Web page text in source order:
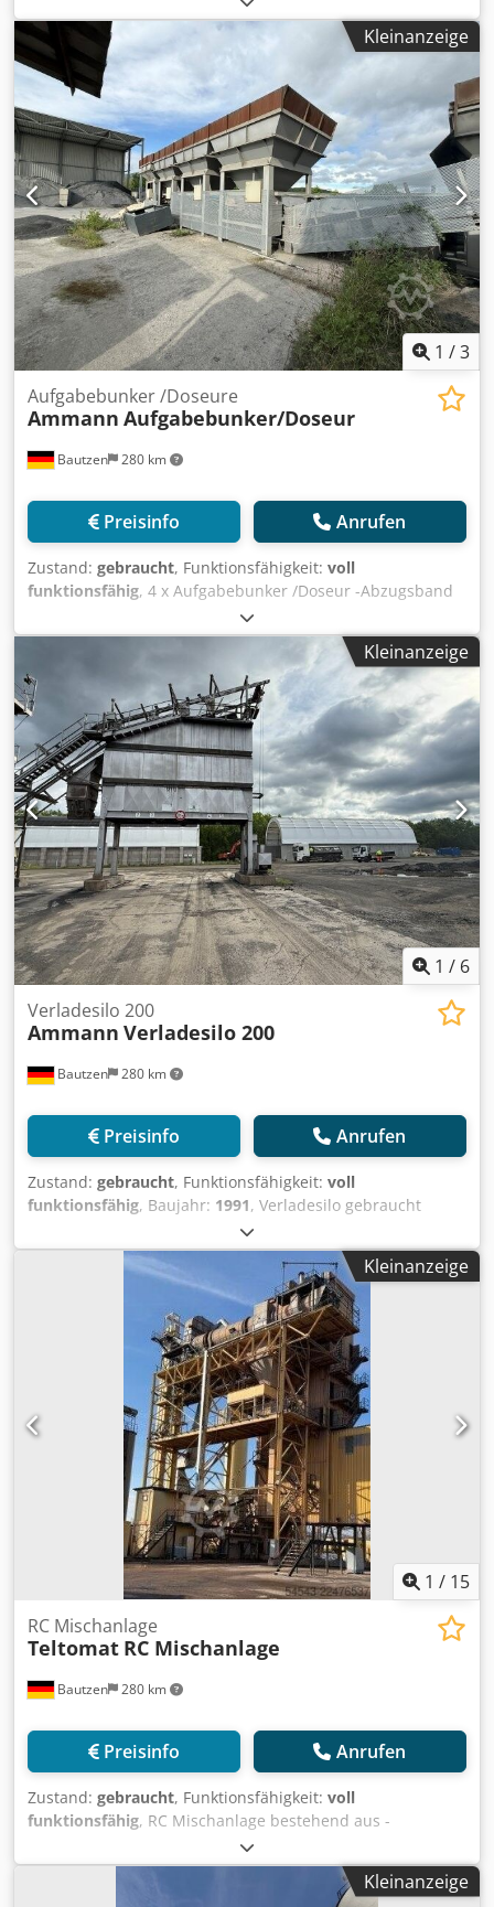
-Förderband
Kleinanzeige
1 /3
Bautzen 280 km
Aufgabebunker /Doseure
Ammann Aufgabebunker/Doseur
Preisinfo Anrufen
Zustand: gebraucht, Funktionsfähigkeit: voll
funktionsfähig, 4 x Aufgabebunker /Doseur -Abzugsband
Crodjzq S Huopfx Adrjf -Förderband/Übergabeband -
elektrische Anlage soweit vorhanden
Kleinanzeige
1 / 6
Bautzen 280 km
Verladesilo 200
Ammann Verladesilo 200
Preisinfo Anrufen
Zustand: gebraucht, Funktionsfähigkeit: voll
funktionsfähig, Baujahr: 1991, Verladesilo gebraucht
Hersteller Ulrich Cjdpszq S Ewsfx Adrorf Gesamtvolumen
200 t -Kübelbahn -Aufzugswinde -elektrische Anlage
Kleinanzeige
1 / 15
Bautzen 280 km
RC Mischanlage
Teltomat RC Mischanlage
Preisinfo Anrufen
Zustand: gebraucht, Funktionsfähigkeit: voll
funktionsfähig, RC Mischanlage bestehend aus -
kompletter Stahlkonstruktion -Trockentrommel mit
Brenner Cedpfszq S D Hjx Adrjrf -2 x Elevator/Becherwerk -
Kleinanzeige